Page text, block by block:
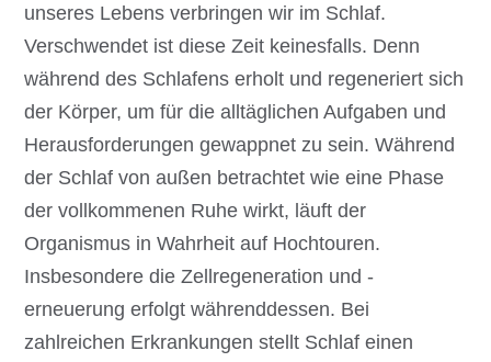
unseres Lebens verbringen wir im Schlaf.
Verschwendet ist diese Zeit keinesfalls. Denn
während des Schlafens erholt und regeneriert sich
der Körper, um für die alltäglichen Aufgaben und
Herausforderungen gewappnet zu sein. Während
der Schlaf von außen betrachtet wie eine Phase
der vollkommenen Ruhe wirkt, läuft der
Organismus in Wahrheit auf Hochtouren.
Insbesondere die Zellregeneration und -
erneuerung erfolgt währenddessen. Bei
zahlreichen Erkrankungen stellt Schlaf einen